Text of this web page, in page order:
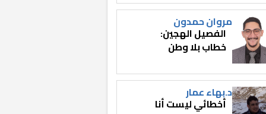
وصناعة الوعي
مروان حمدون
الفصيل الهجين:
خطاب بلا وطن
د.بهاء عمار
أخطائي ليست أنا